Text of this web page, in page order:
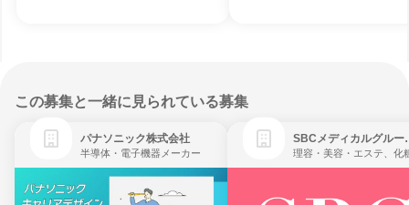
この募集と一緒に見られている募集
パナソニック株式会社
半導体・電子機器メーカー
SBCメ